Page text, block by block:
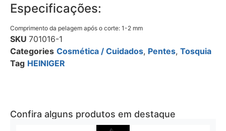
Especificações:
Comprimento da pelagem após o corte: 1-2 mm
SKU 701016-1
Categories Cosmética / Cuidados, Pentes, Tosquia
Tag HEINIGER
Confira alguns produtos em destaque